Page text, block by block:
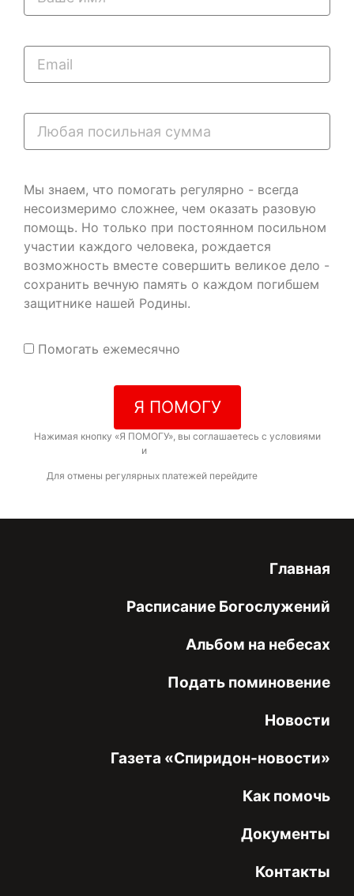
Мы знаем, что помогать регулярно - всегда
несоизмеримо сложнее, чем оказать разовую
помощь. Но только при постоянном посильном
участии каждого человека, рождается
возможность вместе совершить великое дело -
сохранить вечную память о каждом погибшем
защитнике нашей Родины.
Помогать ежемесячно
Я ПОМОГУ
Нажимая кнопку «Я ПОМОГУ», вы соглашаетесь с условиями
и
Для отмены регулярных платежей перейдите
Главная
Расписание Богослужений
Альбом на небесах
Подать поминовение
Новости
Газета «Спиридон-новости»
Как помочь
Документы
Контакты